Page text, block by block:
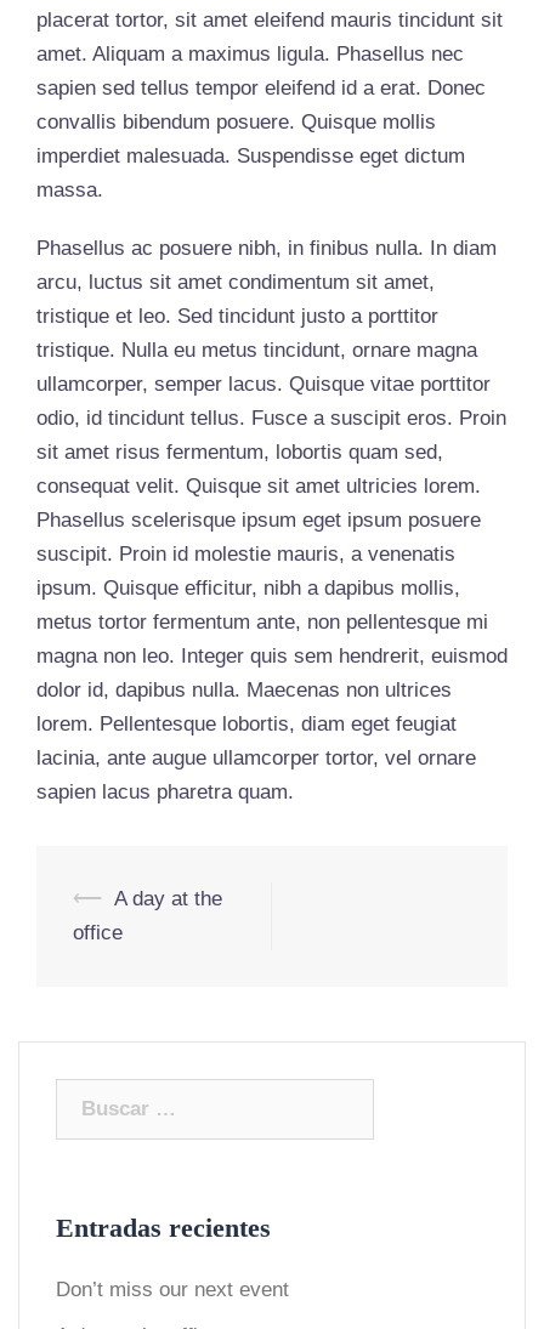
placerat tortor, sit amet eleifend mauris tincidunt sit
amet. Aliquam a maximus ligula. Phasellus nec
sapien sed tellus tempor eleifend id a erat. Donec
convallis bibendum posuere. Quisque mollis
imperdiet malesuada. Suspendisse eget dictum
massa.
Phasellus ac posuere nibh, in finibus nulla. In diam
arcu, luctus sit amet condimentum sit amet,
tristique et leo. Sed tincidunt justo a porttitor
tristique. Nulla eu metus tincidunt, ornare magna
ullamcorper, semper lacus. Quisque vitae porttitor
odio, id tincidunt tellus. Fusce a suscipit eros. Proin
sit amet risus fermentum, lobortis quam sed,
consequat velit. Quisque sit amet ultricies lorem.
Phasellus scelerisque ipsum eget ipsum posuere
suscipit. Proin id molestie mauris, a venenatis
ipsum. Quisque efficitur, nibh a dapibus mollis,
metus tortor fermentum ante, non pellentesque mi
magna non leo. Integer quis sem hendrerit, euismod
dolor id, dapibus nulla. Maecenas non ultrices
lorem. Pellentesque lobortis, diam eget feugiat
lacinia, ante augue ullamcorper tortor, vel ornare
sapien lacus pharetra quam.
Navegación
de
⟵ A day at the
office
Entradas recientes
Don’t miss our next event